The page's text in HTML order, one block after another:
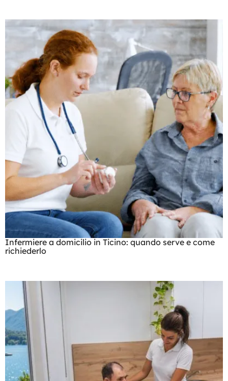
Infermiere a domicilio in Ticino: quando serve e come
richiederlo